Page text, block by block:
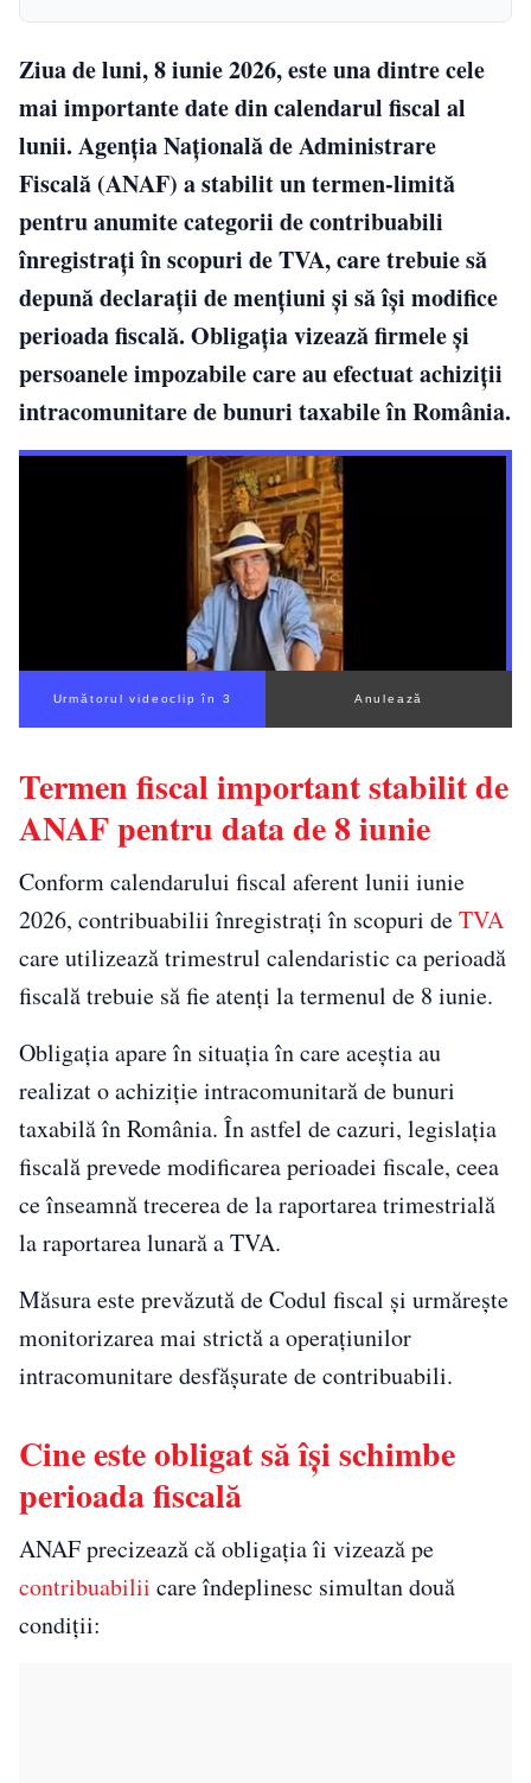
Ziua de luni, 8 iunie 2026, este una dintre cele
mai importante date din calendarul fiscal al
lunii. Agenția Națională de Administrare
Fiscală (ANAF) a stabilit un termen-limită
pentru anumite categorii de contribuabili
înregistrați în scopuri de TVA, care trebuie să
depună declarații de mențiuni și să își modifice
perioada fiscală. Obligația vizează firmele și
persoanele impozabile care au efectuat achiziții
intracomunitare de bunuri taxabile în România.
Următorul videoclip în 2 Anulează
Termen fiscal important stabilit de
ANAF pentru data de 8 iunie
Conform calendarului fiscal aferent lunii iunie
2026, contribuabilii înregistrați în scopuri deTVA
care utilizează trimestrul calendaristic ca perioadă
fiscală trebuie să fie atenți la termenul de 8 iunie.
Obligația apare în situația în care aceștia au
realizat o achiziție intracomunitară de bunuri
taxabilă în România. În astfel de cazuri, legislația
fiscală prevede modificarea perioadei fiscale, ceea
ce înseamnă trecerea de la raportarea trimestrială
la raportarea lunară a TVA.
Măsura este prevăzută de Codul fiscal și urmărește
monitorizarea mai strictă a operațiunilor
intracomunitare desfășurate de contribuabili.
Cine este obligat să își schimbe
perioada fiscală
ANAF precizează că obligația îi vizează pe
contribuabilii care îndeplinesc simultan două
condiții: